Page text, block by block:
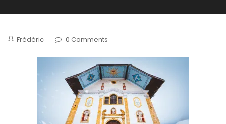
Frédéric 0 Comments